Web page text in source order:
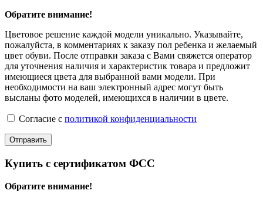
Обратите внимание!
Цветовое решение каждой модели уникально. Указывайте,
пожалуйста, в комментариях к заказу пол ребенка и желаемый
цвет обуви. После отправки заказа с Вами свяжется оператор
для уточнения наличия и характеристик товара и предложит
имеющиеся цвета для выбранной вами модели. При
необходимости на ваш электронный адрес могут быть
высланы фото моделей, имеющихся в наличии в цвете.
Согласие с политикой конфиденциальности
Отправить
Купить с сертификатом ФСС
Обратите внимание!